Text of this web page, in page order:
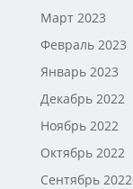
Март 2023
Февраль 2023
Январь 2023
Декабрь 2022
Ноябрь 2022
Октябрь 2022
Сентябрь 2022